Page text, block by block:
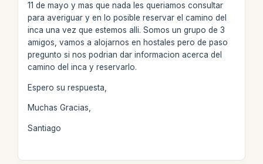
11 de mayo y mas que nada les queriamos consultar
para averiguar y en lo posible reservar el camino del
inca una vez que estemos alli. Somos un grupo de 3
amigos, vamos a alojarnos en hostales pero de paso
pregunto si nos podrian dar informacion acerca del
camino del inca y reservarlo.
Espero su respuesta,
Muchas Gracias,
Santiago